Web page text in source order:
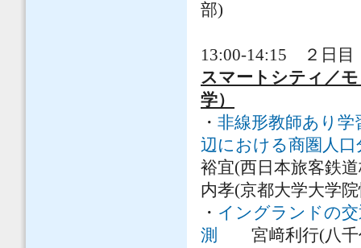
部)
13:00-14:15 ２日
スマートシティ／
学）
・ 非線形教師あり
辺における商圏人口
裕宜(西日本旅客鉄
内孝(京都大学大学
・ イングランドの
測
宮﨑利行(八千